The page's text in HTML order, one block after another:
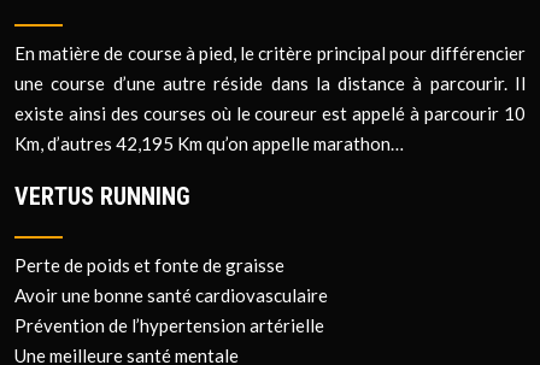
En matière de course à pied, le critère principal pour différencier
une course d’une autre réside dans la distance à parcourir. Il
existe ainsi des courses où le coureur est appelé à parcourir 10
Km, d’autres 42,195 Km qu’on appelle marathon…
VERTUS RUNNING
Perte de poids et fonte de graisse
Avoir une bonne santé cardiovasculaire
Prévention de l’hypertension artérielle
Une meilleure santé mentale